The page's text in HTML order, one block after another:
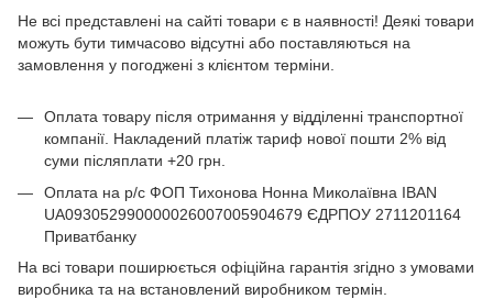
Не всі представлені на сайті товари є в наявності! Деякі товари
можуть бути тимчасово відсутні або поставляються на
замовлення у погоджені з клієнтом терміни.
Оплата товару після отримання у відділенні транспортної
компанії. Накладений платіж тариф нової пошти 2% від
суми післяплати +20 грн.
Оплата на р/с ФОП Тихонова Нонна Миколаївна IBAN
UA093052990000026007005904679 ЄДРПОУ 2711201164
Приватбанку
На всі товари поширюється офіційна гарантія згідно з умовами
виробника та на встановлений виробником термін.